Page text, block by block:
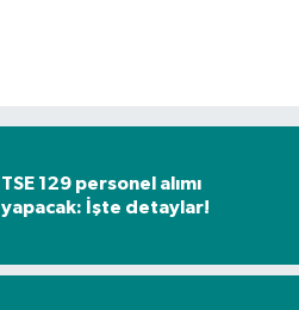
TSE 129 personel alımı
yapacak: İşte detaylar!